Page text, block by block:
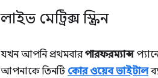
লাইভ মেট্রিক্স স্ক্রিন
যখন আপনি প্রথমবারপারফরম্যান্স
আপনাকে তিনটি কোর ওয়েব ভাইটাল